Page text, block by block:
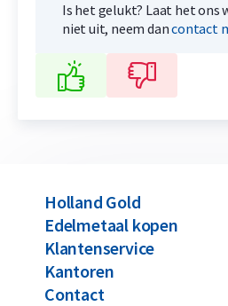
Is het gelukt? Laat het ons
niet uit, neem dancontact
Holland Gold
Edelmetaal kopen
Klantenservice
Kantoren
Contact